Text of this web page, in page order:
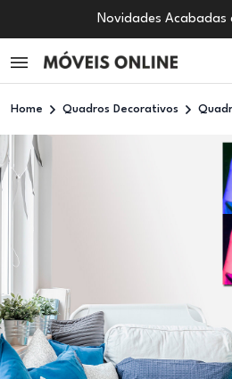
Novidades Acabadas
Home Quadros Decorativos